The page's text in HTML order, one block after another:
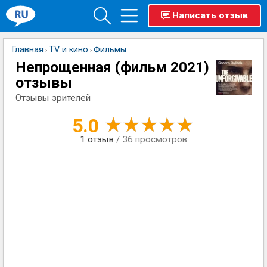
Написать отзыв
Главная › TV и кино › Фильмы
Непрощенная (фильм 2021)
отзывы
Отзывы зрителей
5.0
1 отзыв / 36 просмотров